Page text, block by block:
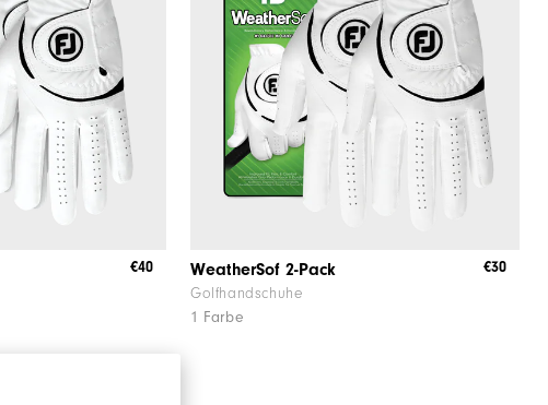
€40 WeatherSof 2-Pack
Golfhandschuhe
1 Farbe
€30